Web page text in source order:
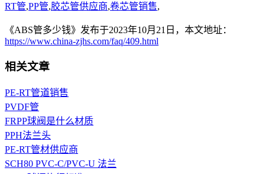
RT管,PP管,胶芯管供应商,卷芯管销售,
《ABS管多少钱》发布于2023年10月21日，本文地址：
https://www.china-zjhs.com/faq/409.html
相关文章
PE-RT管道销售
PVDF管
FRPP球阀是什么材质
PPH法兰头
PE-RT管材供应商
SCH80 PVC-C/PVC-U 法兰